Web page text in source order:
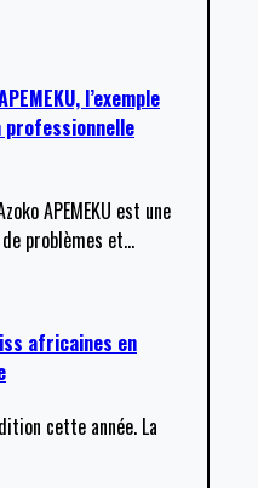
l’exemple
professionnelle
APEMEKU est une
problèmes et…
africaines en
cette année. La